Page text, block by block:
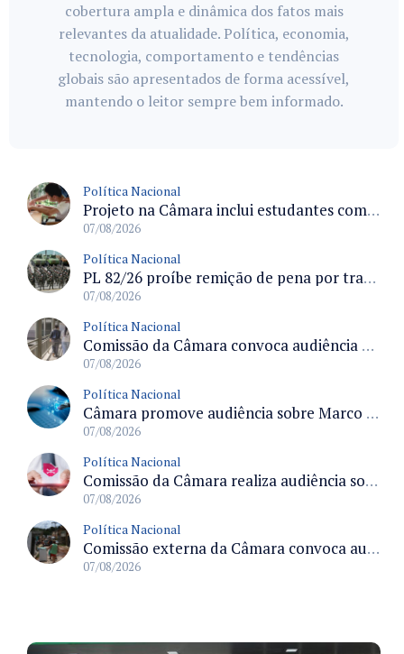
cobertura ampla e dinâmica dos fatos mais
relevantes da atualidade. Política, economia,
tecnologia, comportamento e tendências
globais são apresentados de forma acessível,
mantendo o leitor sempre bem informado.
Política Nacional
Projeto na Câmara inclui estudantes com deficiência no regime escolar especial da LDB e estabelece critérios para frequência
07/08/2026
Política Nacional
PL 82/26 proíbe remição de pena por trabalho em funções militares para condenados por crimes contra o Estado Democrático de Direito
07/08/2026
Política Nacional
Comissão da Câmara convoca audiência para discutir misoginia nas escolas e universidades após divulgação de listas misóginas
07/08/2026
Política Nacional
Câmara promove audiência sobre Marco de Fomento à Economia Digital e impactos da inteligência artificial
07/08/2026
Política Nacional
Comissão da Câmara realiza audiência sobre apostas online para medir o tamanho do mercado ilegal
07/08/2026
Política Nacional
Comissão externa da Câmara convoca audiência pública sobre chuvas na Zona da Mata de Minas Gerais e impactos em Juiz de Fora
07/08/2026